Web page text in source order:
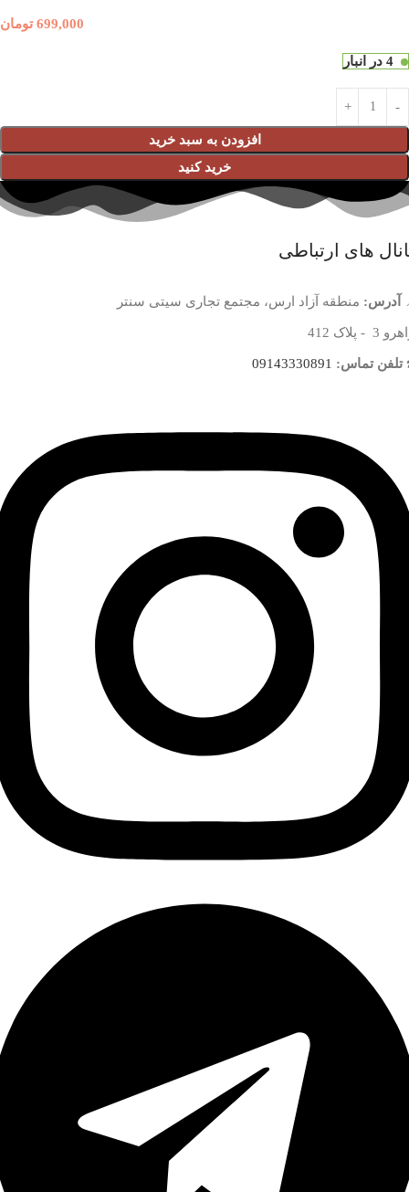
699,000 تومان
4 در انبار
افزودن به سبد خرید
خرید کنید
های ارتباطی
آدرس: منطقه آزاد ارس، مجتمع تجاری سیتی سنتر
3 - پلاک 412
تلفن تماس: 09143330891